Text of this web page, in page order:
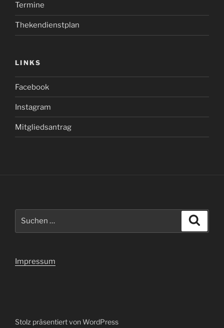
Termine
Thekendienstplan
LINKS
Facebook
Instagram
Mitgliedsantrag
Impressum
Stolz präsentiert von WordPress